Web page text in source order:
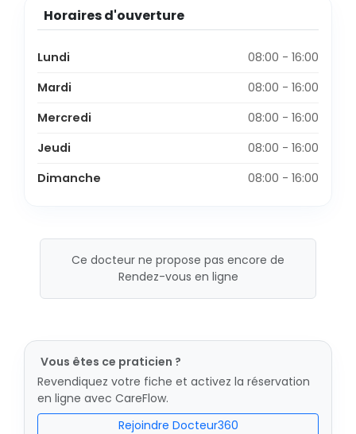
Horaires d'ouverture
Lundi
08:00 - 16:00
Mardi
08:00 - 16:00
Mercredi
08:00 - 16:00
Jeudi
08:00 - 16:00
Dimanche
08:00 - 16:00
Ce docteur ne propose pas encore de
Rendez-vous en ligne
Vous êtes ce praticien ?
Revendiquez votre fiche et activez la réservation
en ligne avec CareFlow.
Rejoindre Docteur360